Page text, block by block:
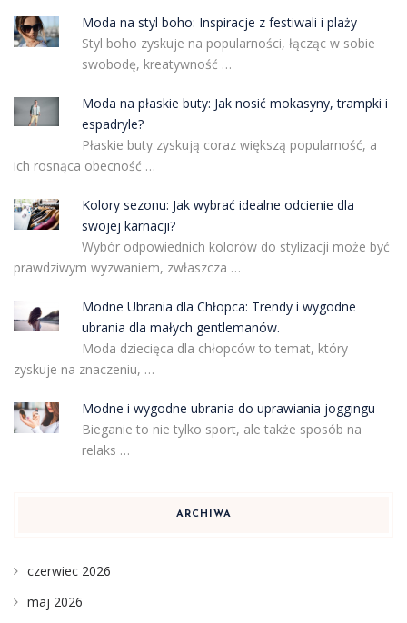
Moda na styl boho: Inspiracje z festiwali i plaży
Styl boho zyskuje na popularności, łącząc w sobie
swobodę, kreatywność …
Moda na płaskie buty: Jak nosić mokasyny, trampki i
espadryle?
Płaskie buty zyskują coraz większą popularność, a
ich rosnąca obecność …
Kolory sezonu: Jak wybrać idealne odcienie dla
swojej karnacji?
Wybór odpowiednich kolorów do stylizacji może być
prawdziwym wyzwaniem, zwłaszcza …
Modne Ubrania dla Chłopca: Trendy i wygodne
ubrania dla małych gentlemanów.
Moda dziecięca dla chłopców to temat, który
zyskuje na znaczeniu, …
Modne i wygodne ubrania do uprawiania joggingu
Bieganie to nie tylko sport, ale także sposób na
relaks …
ARCHIWA
czerwiec 2026
maj 2026